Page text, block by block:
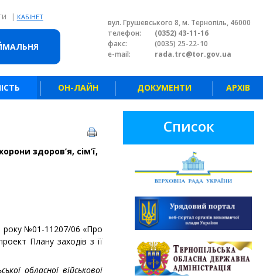
| КАБІНЕТ
вул. Грушевського 8, м. Тернопіль, 46000
телефон:
(0352) 43-11-16
факс:
(0035) 25-22-10
e-mail:
rada.trc@tor.gov.ua
ОН-ЛАЙН ДОКУМЕНТИ АРХІВ
здоров’я, сім’ї,
року №01-11207/06 «Про
Плану заходів з її
обласної військової
Список